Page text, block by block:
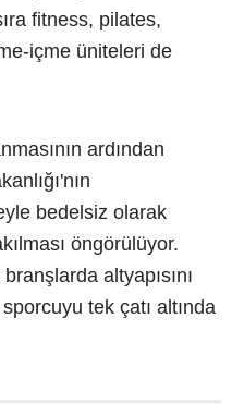
fitness, pilates,
içme üniteleri de
ardından
bedelsiz olarak
öngörülüyor.
altyapısını
tek çatı altında